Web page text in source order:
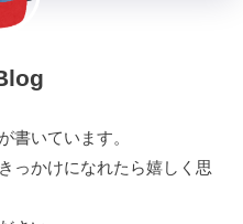
書いています。
っかけになれたら嬉しく思